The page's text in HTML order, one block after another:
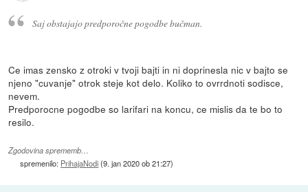
Saj obstajajo predporočne pogodbe bučman.
Ce imas zensko z otroki v tvoji bajti in ni doprinesla nic v bajto se
njeno "cuvanje" otrok steje kot delo. Koliko to ovrrdnoti sodisce,
nevem.
Predporocne pogodbe so larifari na koncu, ce mislis da te bo to
resilo.
Zgodovina sprememb…
spremenilo: PrihajaNodi(9. jan 2020 ob 21:27)